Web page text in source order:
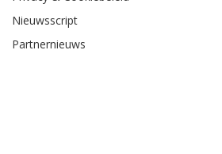
Nieuwsscript
Partnernieuws